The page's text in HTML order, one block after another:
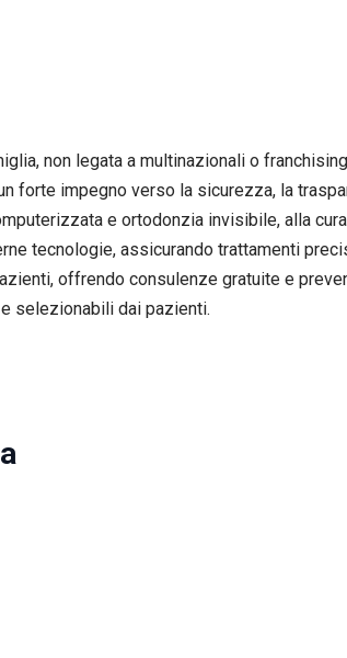
non legata a multinazionali o
forte impegno verso la sicurezza, la
e ortodonzia invisibile, alla
tecnologie, assicurando trattamenti
offrendo consulenze gratuite e
selezionabili dai pazienti.